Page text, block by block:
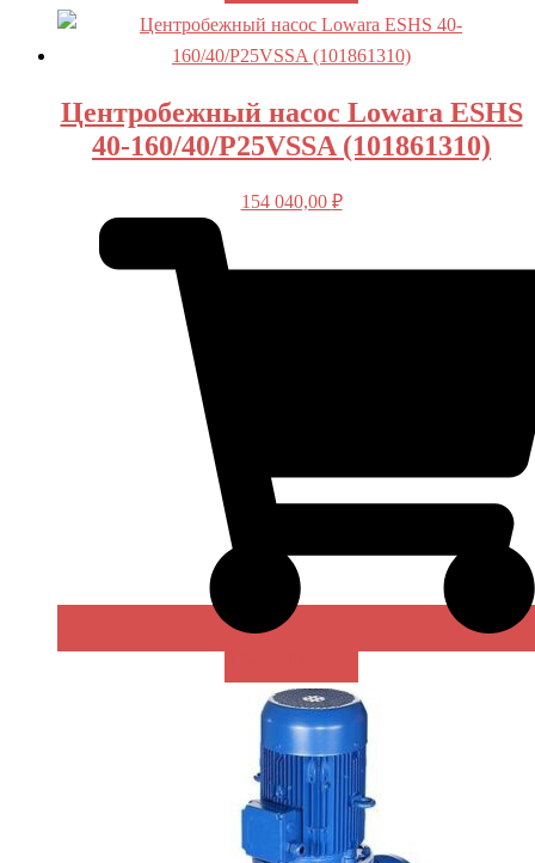
Центробежный насос Lowara ESHS
40-160/40/P25VSSA (101861310)
154 040,00 ₽